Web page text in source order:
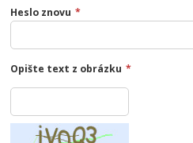
Heslo znovu *
Opište text z obrázku *